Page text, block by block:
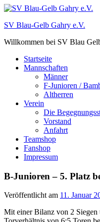
Zum
springen
SV Blau-Gelb Gahry e.V.
Willkommen bei SV Blau
Startseite
Mannschaften
Männer
F-Junioren /
Altherren
Verein
Die
Vorstand
Anfahrt
Teamshop
Fanshop
Impressum
B-Junioren – 5. Platz
Veröffentlicht am 11. Januar
Mit einer Bilanz von 2 Siegen